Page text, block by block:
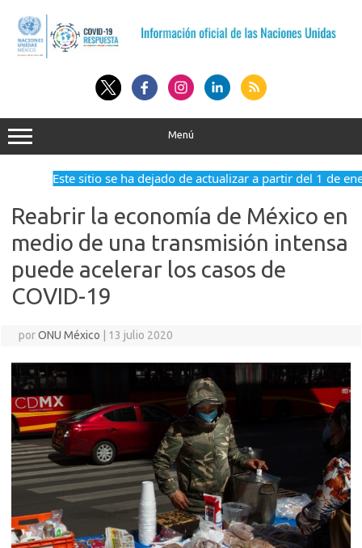
contenido
Menú
Este sitio se ha dejado de actualizar a partir del 1 de
Reabrir la economía de México en
medio de una transmisión intensa
puede acelerar los casos de
COVID-19
porONU México 13 julio 2020